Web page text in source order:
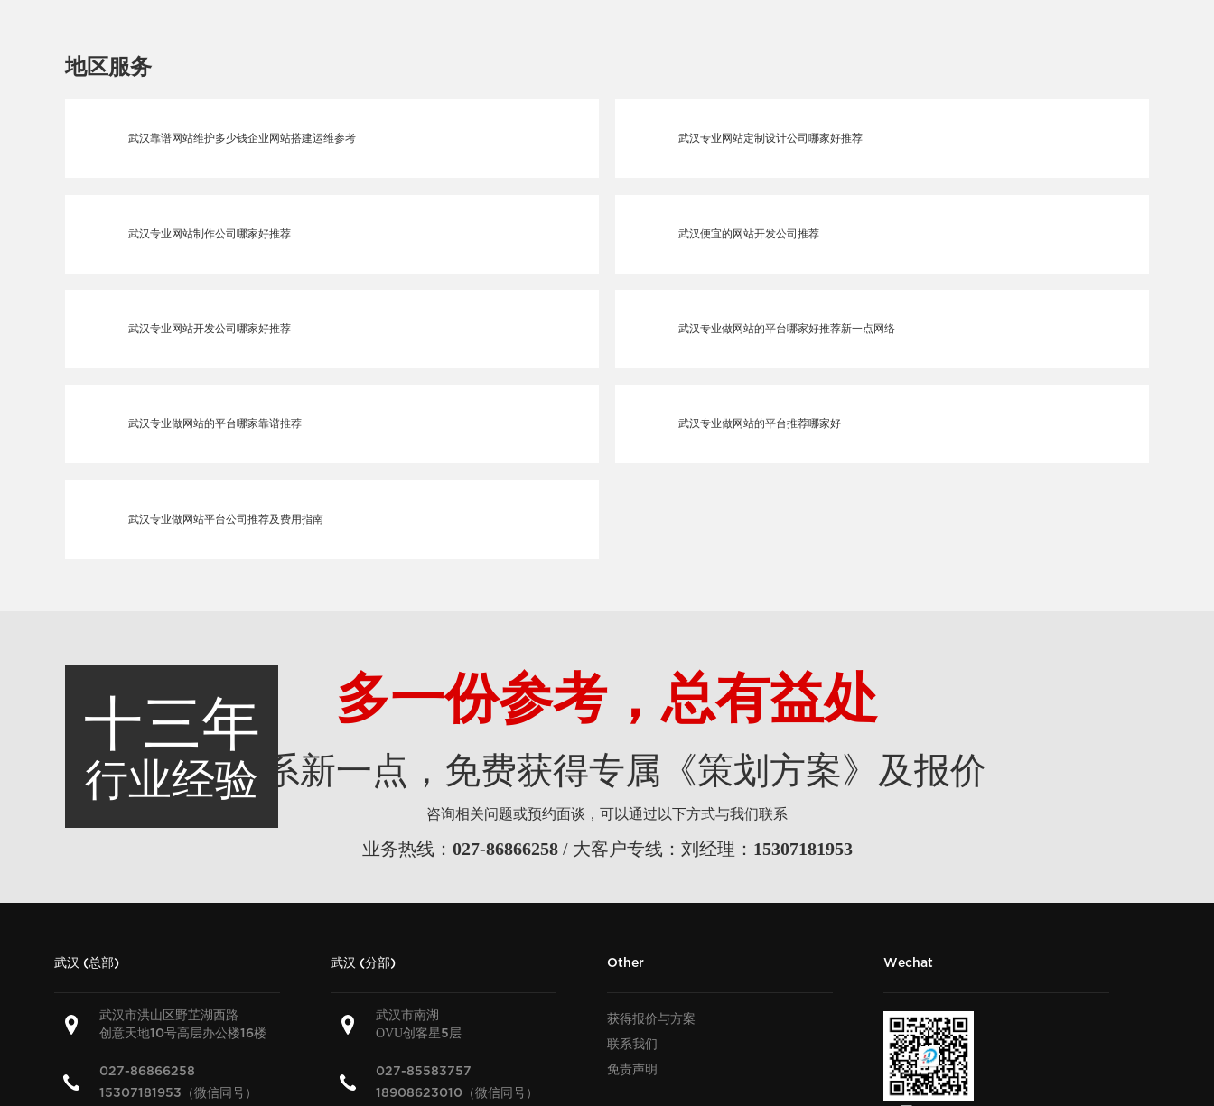
地区服务
武汉靠谱网站维护多少钱企业网站搭建运维参考 武汉专业网站定制设计公司哪家好推荐
武汉专业网站制作公司哪家好推荐 武汉便宜的网站开发公司推荐
武汉专业网站开发公司哪家好推荐 武汉专业做网站的平台哪家好推荐新一点网络
武汉专业做网站的平台哪家靠谱推荐 武汉专业做网站的平台推荐哪家好
武汉专业做网站平台公司推荐及费用指南
十三年
行业经验
多一份参考，总有益处
联系新一点，免费获得专属《策划方案》及报价
咨询相关问题或预约面谈，可以通过以下方式与我们联系
业务热线： 027-86866258/ 大客户专线：刘经理： 15307181953
武汉 (总部)
武汉市洪山区野芷湖西路
创意天地10号高层办公楼16楼
027-86866258
15307181953（微信同号）
武汉 (分部)
武汉市南湖
OVU创客星 5 层
027-85583757
18908623010（微信同号）
Other
获得报价与方案
联系我们
免责声明
Wechat